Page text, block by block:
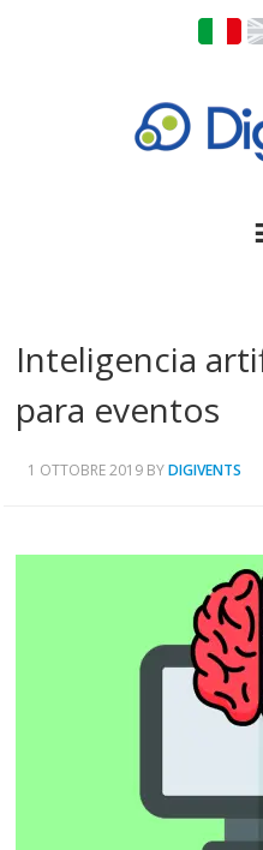
Inteligencia
para eventos
1 OTTOBRE 2019 BYDIGIVENTS